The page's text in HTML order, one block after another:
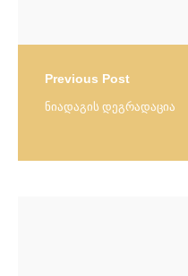
Previous Post
ნიადაგის დეგრადაცია